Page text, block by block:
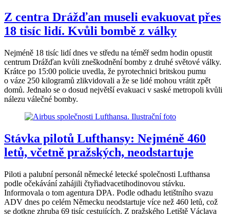
Z centra Drážďan museli evakuovat přes
18 tisíc lidí. Kvůli bombě z války
Nejméně 18 tisíc lidí dnes ve středu na téměř sedm hodin opustit
centrum Drážďan kvůli zneškodnění bomby z druhé světové války.
Krátce po 15:00 policie uvedla, že pyrotechnici britskou pumu
o váze 250 kilogramů zlikvidovali a že se lidé mohou vrátit zpět
domů. Jednalo se o dosud největší evakuaci v saské metropoli kvůli
nálezu válečné bomby.
Stávka pilotů Lufthansy: Nejméně 460
letů, včetně pražských, neodstartuje
Piloti a palubní personál německé letecké společnosti Lufthansa
podle očekávání zahájili čtyřiadvacetihodinovou stávku.
Informovala o tom agentura DPA. Podle odhadu letištního svazu
ADV dnes po celém Německu neodstartuje více než 460 letů, což
se dotkne zhruba 69 tisíc cestujících. Z pražského Letiště Václava